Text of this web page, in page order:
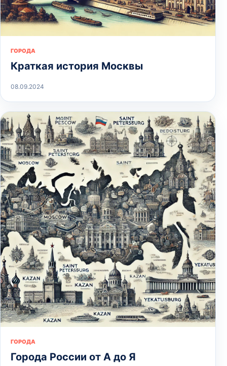
ГОРОДА
Краткая история Москвы
08.09.2024
ГОРОДА
Города России от А до Я